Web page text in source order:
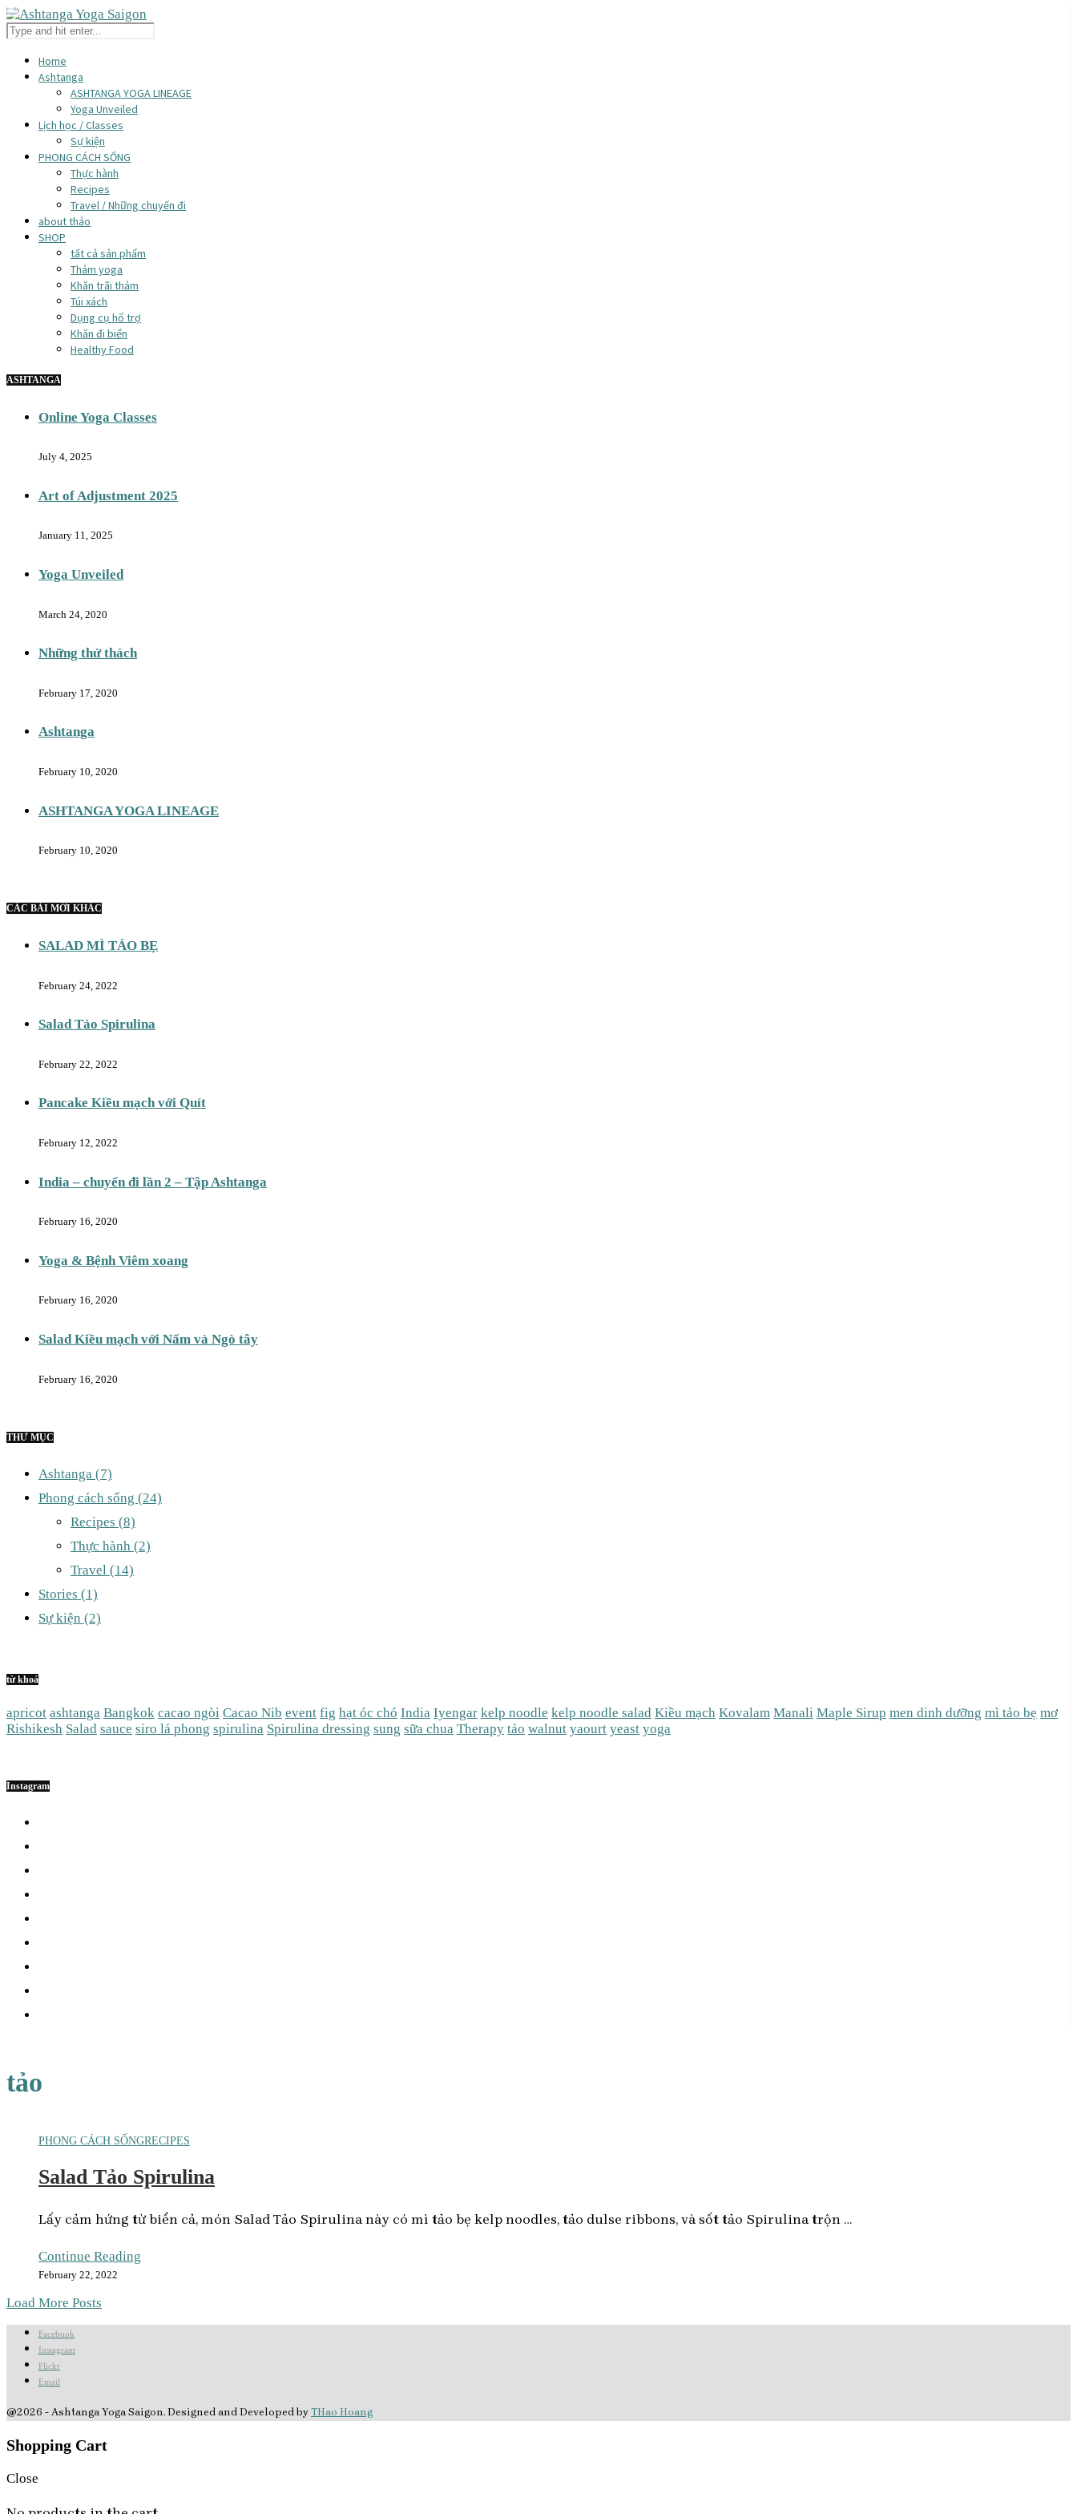
Home
Ashtanga
ASHTANGA YOGA LINEAGE
Yoga Unveiled
Lịch học / Classes
Sự kiện
PHONG CÁCH SỐNG
Thực hành
Recipes
Travel / Những chuyến đi
about thảo
SHOP
tất cả sản phẩm
Thảm yoga
Khăn trãi thảm
Túi xách
Dụng cụ hổ trợ
Khăn đi biển
Healthy Food
ASHTANGA
Online Yoga Classes
July 4, 2025
Art of Adjustment 2025
January 11, 2025
Yoga Unveiled
March 24, 2020
Những thử thách
February 17, 2020
Ashtanga
February 10, 2020
ASHTANGA YOGA LINEAGE
February 10, 2020
CÁC BÀI MỚI KHÁC
SALAD MÌ TẢO BẸ
February 24, 2022
Salad Tảo Spirulina
February 22, 2022
Pancake Kiều mạch với Quít
February 12, 2022
India – chuyến đi lần 2 – Tập Ashtanga
February 16, 2020
Yoga & Bệnh Viêm xoang
February 16, 2020
Salad Kiều mạch với Nấm và Ngò tây
February 16, 2020
THƯ MỤC
Ashtanga (7)
Phong cách sống (24)
Recipes (8)
Thực hành (2)
Travel (14)
Stories (1)
Sự kiện (2)
từ khoá
apricot ashtanga Bangkok cacao ngòi Cacao Nib event fig hạt óc chó India Iyengar kelp noodle kelp noodle salad Kiều mạch Kovalam Manali Maple Sirup men dinh dưỡng mì tảo bẹ mơ
Rishikesh Salad sauce siro lá phong spirulina Spirulina dressing sung sữa chua Therapy tảo walnut yaourt yeast yoga
Instagram
tảo
PHONG CÁCH SỐNGRECIPES
Salad Tảo Spirulina
Lấy cảm hứng từ biển cả, món Salad Tảo Spirulina này có mì tảo bẹ kelp noodles, tảo dulse ribbons, và sốt tảo Spirulina trộn …
Continue Reading
February 22, 2022
Load More Posts
Facebook
Instagram
Flickr
Email
@2026 - Ashtanga Yoga Saigon. Designed and Developed by THao Hoang
Shopping Cart
Close